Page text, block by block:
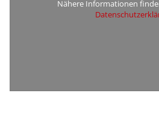
Nähere Informationen